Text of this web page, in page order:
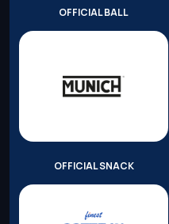
OFFICIAL BALL
OFFICIAL SNACK